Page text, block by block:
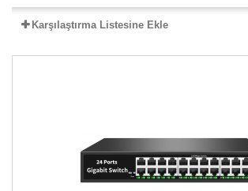
Karşılaştırma Listesine Ekle